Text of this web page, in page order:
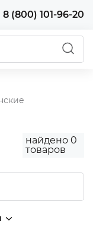
8 (800) 101-96-20
найдено 0
товаров